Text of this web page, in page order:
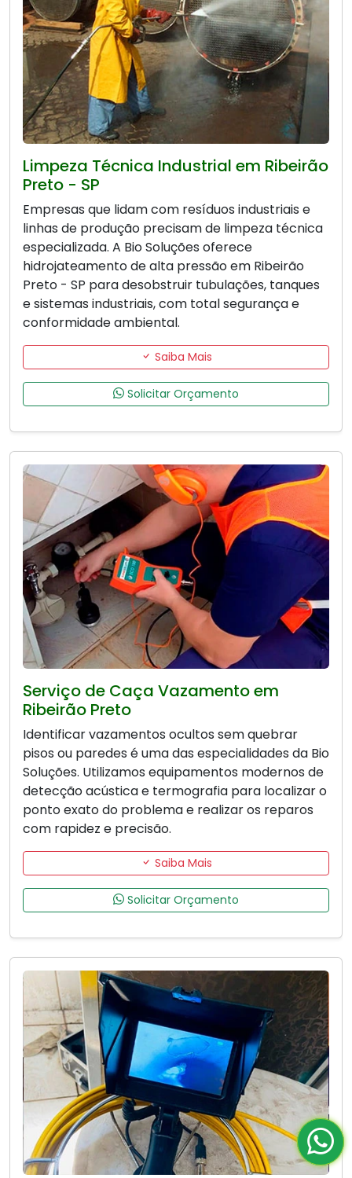
Limpeza Técnica Industrial em Ribeirão
Preto - SP
Empresas que lidam com resíduos industriais e
linhas de produção precisam de limpeza técnica
especializada. A Bio Soluções oferece
hidrojateamento de alta pressão em Ribeirão
Preto - SP para desobstruir tubulações, tanques
e sistemas industriais, com total segurança e
conformidade ambiental.
Saiba Mais
Solicitar Orçamento
Serviço de Caça Vazamento em
Ribeirão Preto
Identificar vazamentos ocultos sem quebrar
pisos ou paredes é uma das especialidades da Bio
Soluções. Utilizamos equipamentos modernos de
detecção acústica e termografia para localizar o
ponto exato do problema e realizar os reparos
com rapidez e precisão.
Saiba Mais
Solicitar Orçamento